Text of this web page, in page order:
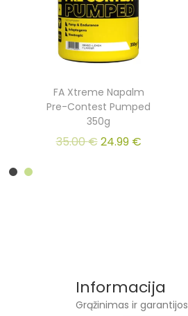
FA Xtreme Napalm
Pre-Contest Pumped
350g
35.00€24.99 €
Informacija
Grąžinimas ir garantijos